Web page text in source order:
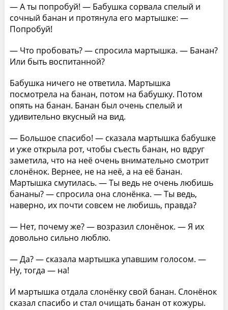
— А ты попробуй! — Бабушка сорвала спелый и
сочный банан и протянула его мартышке: —
Попробуй!
— Что пробовать? — спросила мартышка. — Банан?
Или быть воспитанной?
Бабушка ничего не ответила. Мартышка
посмотрела на банан, потом на бабушку. Потом
опять на банан. Банан был очень спелый и
удивительно вкусный на вид.
— Большое спасибо! — сказала мартышка бабушке
и уже открыла рот, чтобы съесть банан, но вдруг
заметила, что на неё очень внимательно смотрит
слонёнок. Вернее, не на неё, а на её банан.
Мартышка смутилась. — Ты ведь не очень любишь
бананы? — спросила она слонёнка. — Ты ведь,
наверно, их почти совсем не любишь, правда?
— Нет, почему же? — возразил слонёнок. — Я их
довольно сильно люблю.
— Да? — сказала мартышка упавшим голосом. —
Ну, тогда — на!
И мартышка отдала слонёнку свой банан. Слонёнок
сказал спасибо и стал очищать банан от кожуры.